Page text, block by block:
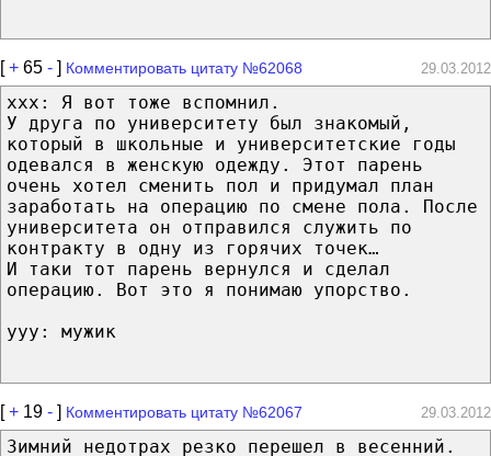
[+ 65 - ] Комментировать цитату №62068 29.03.2012
xxx: Я вот тоже вспомнил.
У друга по университету был знакомый,
который в школьные и университетские годы
одевался в женскую одежду. Этот парень
очень хотел сменить пол и придумал план
заработать на операцию по смене пола. После
университета он отправился служить по
контракту в одну из горячих точек…
И таки тот парень вернулся и сделал
операцию. Вот это я понимаю упорство.
yyy: мужик
[+ 19 - ] Комментировать цитату №62067 29.03.2012
Зимний недотрах резко перешел в весенний.